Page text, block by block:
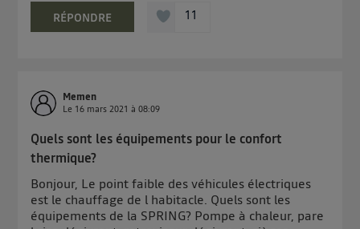
RÉPONDRE 11
Memen
Le 16 mars 2021 à08:09
Quels sont les équipements pour le confort
thermique?
Bonjour, Le point faible des véhicules électriques
est le chauffage de l habitacle. Quels sont les
équipements de la SPRING? Pompe à chaleur, pare
télécom basé sur votre adresse IP et une référence
de votre contrat internet (ex : votre numéro de
connexion et ayant consenties se verront attribuer le
Pour uneconnexion foyer(ex : Wi-Fi), la personnalisation sera basée
sur la navigation des membres du foyer ayant consentis.
Pour une
uniquement sur la navigation de l'utilisateur du mobile.
Vous pouvez à tout moment retirer ce consentement
surle portail d’Utiq("
") ou via la page